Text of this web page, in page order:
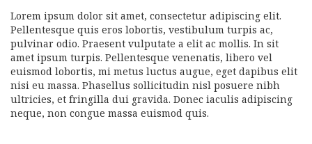
Lorem ipsum dolor sit amet, consectetur adipiscing elit.
Pellentesque quis eros lobortis, vestibulum turpis ac,
pulvinar odio. Praesent vulputate a elit ac mollis. In sit
amet ipsum turpis. Pellentesque venenatis, libero vel
euismod lobortis, mi metus luctus augue, eget dapibus elit
nisi eu massa. Phasellus sollicitudin nisl posuere nibh
ultricies, et fringilla dui gravida. Donec iaculis adipiscing
neque, non congue massa euismod quis.